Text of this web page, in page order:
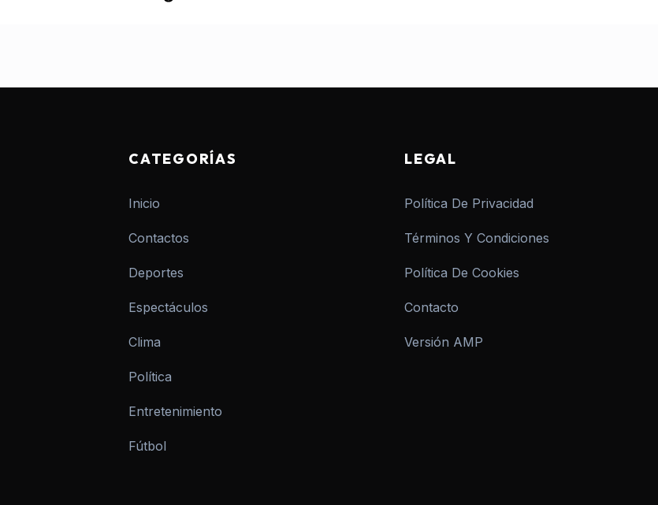
CATEGORÍAS
Inicio
Contactos
Deportes
Espectáculos
Clima
Política
Entretenimiento
Fútbol
LEGAL
Política De Privacidad
Términos Y Condiciones
Política De Cookies
Contacto
Versión AMP